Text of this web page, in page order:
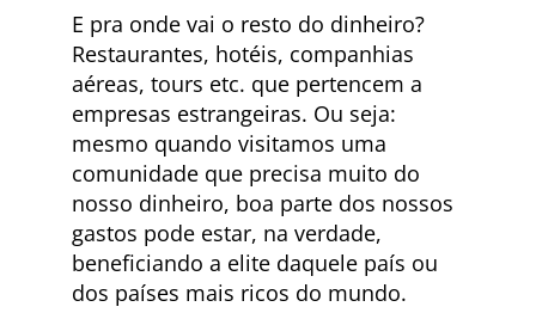
E pra onde vai o resto do dinheiro?
Restaurantes, hotéis, companhias
aéreas, tours etc. que pertencem a
empresas estrangeiras. Ou seja:
mesmo quando visitamos uma
comunidade que precisa muito do
nosso dinheiro, boa parte dos nossos
gastos pode estar, na verdade,
beneficiando a elite daquele país ou
dos países mais ricos do mundo.